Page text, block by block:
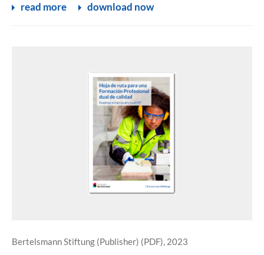
read more download now
Bertelsmann Stiftung (Publisher) (PDF), 2023